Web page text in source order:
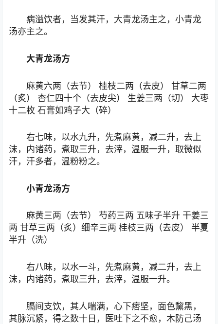
病溢饮者，当发其汗，大青龙汤主之，小青龙
汤亦主之。
大青龙汤方
麻黄六两（去节） 桂枝二两（去皮） 甘草二两
（炙） 杏仁四十个（去皮尖） 生姜三两（切） 大枣
十二枚 石膏如鸡子大（碎）
右七味，以水九升，先煮麻黄，减二升，去上
沫，内诸药，煮取三升，去滓，温服一升，取微似
汗，汗多者，温粉粉之。
小青龙汤方
麻黄三两（去节） 芍药三两 五味子半升 干姜三
两 甘草三两（炙）细辛三两 桂枝三两（去皮） 半夏
半升（洗）
右八昧，以水一斗，先煮麻黄，减二升，去上
沫，内诸药，煮取三升，去滓，温服一升。
膈间支饮，其人喘满，心下痞坚，面色黧黑，
其脉沉紧，得之数十日，医吐下之不愈，木防己汤